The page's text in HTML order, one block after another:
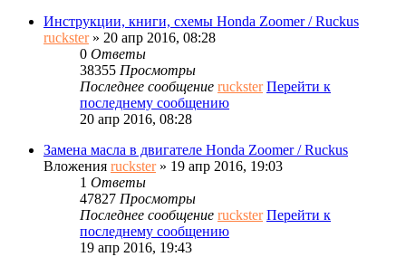
Инструкции, книги, схемы Honda Zoomer / Ruckus
ruckster» 20 апр 2016, 08:28
0 Ответы
38355 Просмотры
Последнее сообщение ruckster Перейти к
последнему сообщению
20 апр 2016, 08:28
Замена масла в двигателе Honda Zoomer / Ruckus
Вложения ruckster» 19 апр 2016, 19:03
1 Ответы
47827 Просмотры
Последнее сообщение ruckster Перейти к
последнему сообщению
19 апр 2016, 19:43